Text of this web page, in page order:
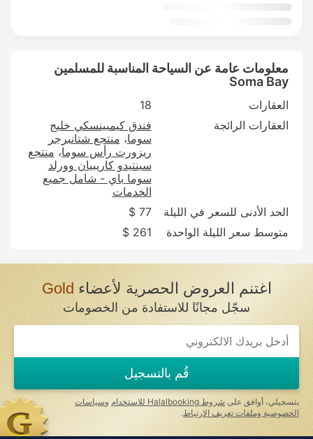
معلومات عامة عن السياحة المناسبة للمسلمين
Soma Bay
العقارات
18
العقارات الرائجة
فندق كيمبينسكي خليج
سوما منتجع شتانبرجر
ريزورت رأس سوما منتجع
سينتيدو كاريبيان وورلد
سوما باي - شامل جميع
الخدمات
الحد الأدنى للسعر في الليلة
77 $
متوسط سعر الليلة الواحدة
261 $
اغتنم العروض الحصرية لأعضاءGold
سجّل مجانًا للاستفادة من الخصومات
If
you
ignore
this
field
قُم بالتسجيل
بتسجيلي، أوافق على شروط Halalbooking للاستخدام وسياسات
الخصوصية وملفات تعريف الارتباط .